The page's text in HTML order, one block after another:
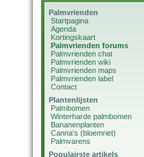
Palmvrienden
Startpagina
Agenda
Kortingskaart
Palmvrienden forums
Palmvrienden chat
Palmvrienden wiki
Palmvrienden maps
Palmvrienden label
Contact
Plantenlijsten
Palmbomen
Winterharde palmbomen
Bananenplanten
Canna's (bloemriet)
Palmvarens
Populairste artikels